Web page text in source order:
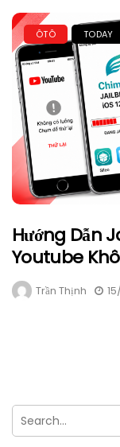
ÔTÔ TODAY
Hướng Dẫn
Youtube
Trần Thịnh